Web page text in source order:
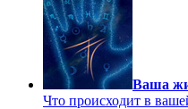
Ваша
Что происходит в